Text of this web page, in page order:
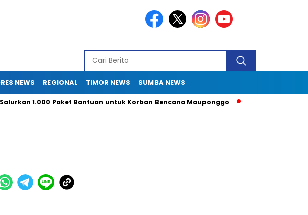
NEWS REGIONAL TIMOR NEWS SUMBA NEWS
1.000 Paket Bantuan untuk Korban Bencana Mauponggo Drama Pergub 33: